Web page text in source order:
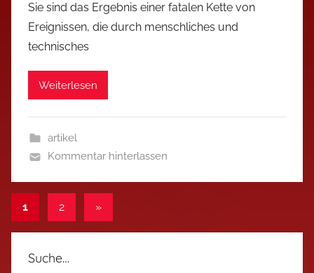
Sie sind das Ergebnis einer fatalen Kette von
Ereignissen, die durch menschliches und
technisches
Weiterlesen
artikel
Kommentar hinterlassen
Seitennummerierung
der
Beiträge
1 2
Nächste
Beiträge
»
Suche…